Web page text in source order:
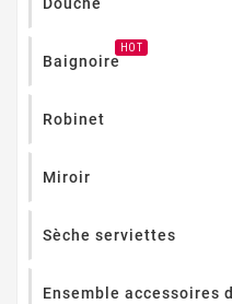
Baignoire
HOT
Robinet
Miroir
Sèche serviettes
Ensemble accessoires